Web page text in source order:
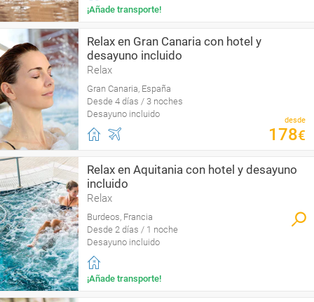
¡Añade transporte!
Relax en Gran Canaria con hotel y
desayuno incluido
Relax
Gran Canaria, España
Desde 4 días / 3 noches
Desayuno incluido
desde
178€
Relax en Aquitania con hotel y desayuno
incluido
Relax
Burdeos, Francia
Desde 2 días / 1 noche
Desayuno incluido
¡Añade transporte!